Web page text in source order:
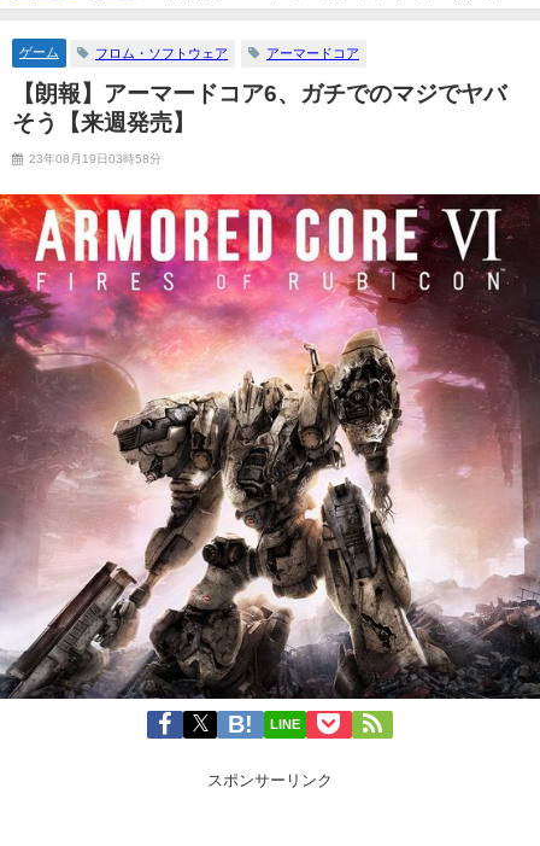
発売】
ゲーム フロム・ソフトウェア アーマードコア
【朗報】アーマードコア6、ガチでのマジでヤバ
そう【来週発売】
23年08月19日03時58分
LINE
スポンサーリンク